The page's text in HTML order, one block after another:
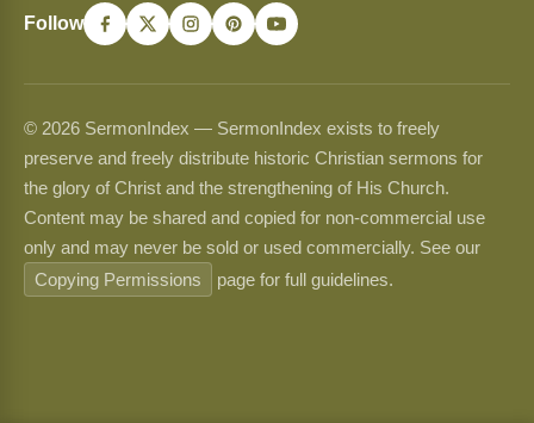
Follow
© 2026 SermonIndex — SermonIndex exists to freely
preserve and freely distribute historic Christian sermons for
the glory of Christ and the strengthening of His Church.
Content may be shared and copied for non-commercial use
only and may never be sold or used commercially. See our
Copying Permissions
page for full guidelines.